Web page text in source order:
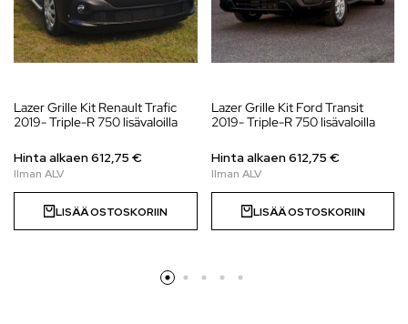
Lazer Grille Kit Renault Trafic
2019- Triple-R 750 lisävaloilla
Hinta alkaen612,75 €
LISÄÄ OSTOSKORIIN
Lazer Grille Kit Ford Transit
2019- Triple-R 750 lisävaloilla
Hinta alkaen612,75 €
LISÄÄ OSTOSKORIIN